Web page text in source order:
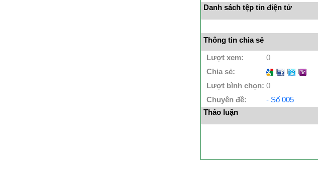
Danh sách tệp tin điện tử
Thông tin chia sẻ
Lượt xem: 0
Chia sẻ:
I I I
Lượt bình chọn: 0
Chuyên đề:
- Số 005
Thảo luận